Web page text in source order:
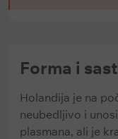
Forma i
Holandija je na
neubedljivo i
plasmana, ali je